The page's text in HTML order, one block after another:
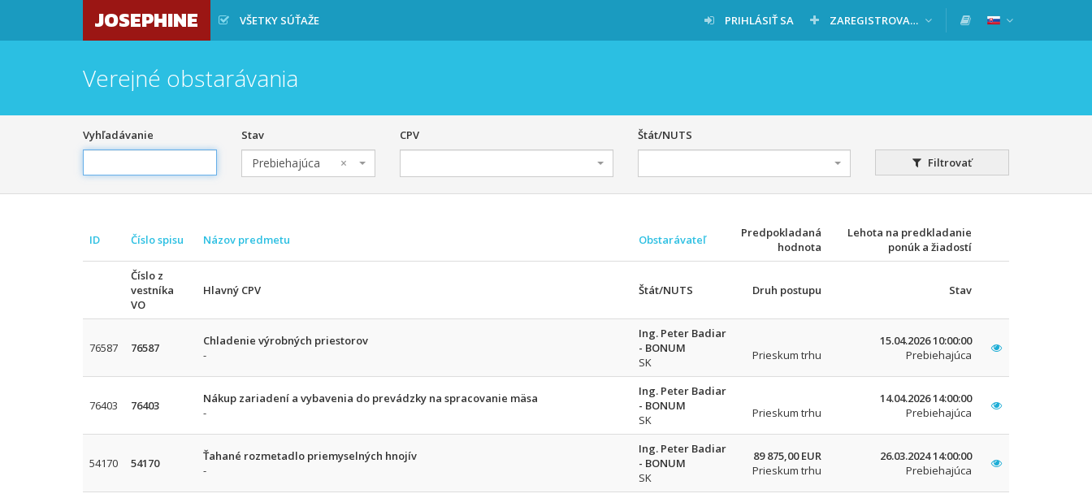
JOSEPHINE VŠETKY SÚŤAŽE PRIHLÁSIŤ SA ZAREGISTROVAŤ SA
Verejné obstarávania
Vyhľadávanie Stav
×
Prebiehajúca
CPV
Štát/NUTS
Filtrovať
ID Číslo spisu Názov predmetu Obstarávateľ
Predpokladaná
hodnota
Lehota na predkladanie
ponúk a žiadostí
Číslo z
vestníka
VO
Hlavný CPV Štát/NUTS Druh postupu Stav
76587 76587
Chladenie výrobných priestorov
-
Ing. Peter Badiar
- BONUM
SK
Prieskum trhu
15.04.2026 10:00:00
Prebiehajúca
76403 76403
Nákup zariadení a vybavenia do prevádzky na spracovanie mäsa
-
Ing. Peter Badiar
- BONUM
SK
Prieskum trhu
14.04.2026 14:00:00
Prebiehajúca
54170 54170
Ťahané rozmetadlo priemyselných hnojív
-
Ing. Peter Badiar
- BONUM
SK
89 875,00 EUR
Prieskum trhu
26.03.2024 14:00:00
Prebiehajúca